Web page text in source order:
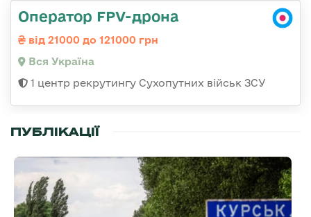
Оператор FPV-дрона
від 21000 до 121000 грн
Вся Україна
1 центр рекрутингу Сухопутних військ ЗСУ
ПУБЛІКАЦІЇ